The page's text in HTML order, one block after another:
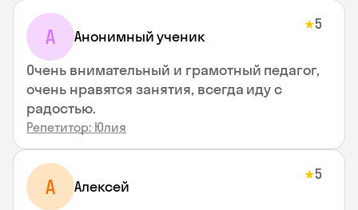
А Анонимный ученик
★5
Очень внимательный и грамотный педагог,
очень нравятся занятия, всегда иду с
радостью.
Репетитор: Юлия
А Алексей
★5